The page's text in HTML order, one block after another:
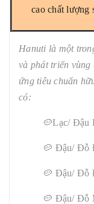
cao chất lượng
Hanuti là một
và phát triển
ứng tiêu chuẩn
có:
🥔Lạc/ Đậu
🥔 Đậu/ Đỗ
🥔 Đậu/ Đỗ
🥔 Đậu/ Đỗ